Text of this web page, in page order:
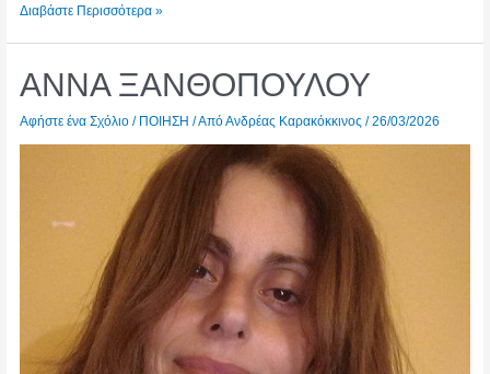
ΕΥΔΟΚΙΑ
Διαβάστε Περισσότερα »
ΑΝΝΑ ΞΑΝΘΟΠΟΥΛΟΥ
Αφήστε ένα Σχόλιο / ΠΟΙΗΣΗ / ΑπόΑνδρέας Καρακόκκινος /26/03/2026